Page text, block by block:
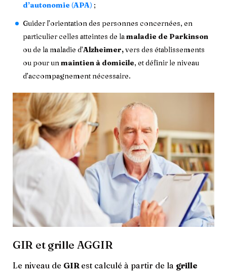
d’autonomie (APA) ;
Guider l’orientation des personnes concernées, en
particulier celles atteintes de la maladie de Parkinson
ou de la maladie d’Alzheimer,vers des établissements
ou pour un maintien à domicile, et définir le niveau
d’accompagnement nécessaire.
GIR et grille AGGIR
Le niveau de GIR est calculé à partir de la grille